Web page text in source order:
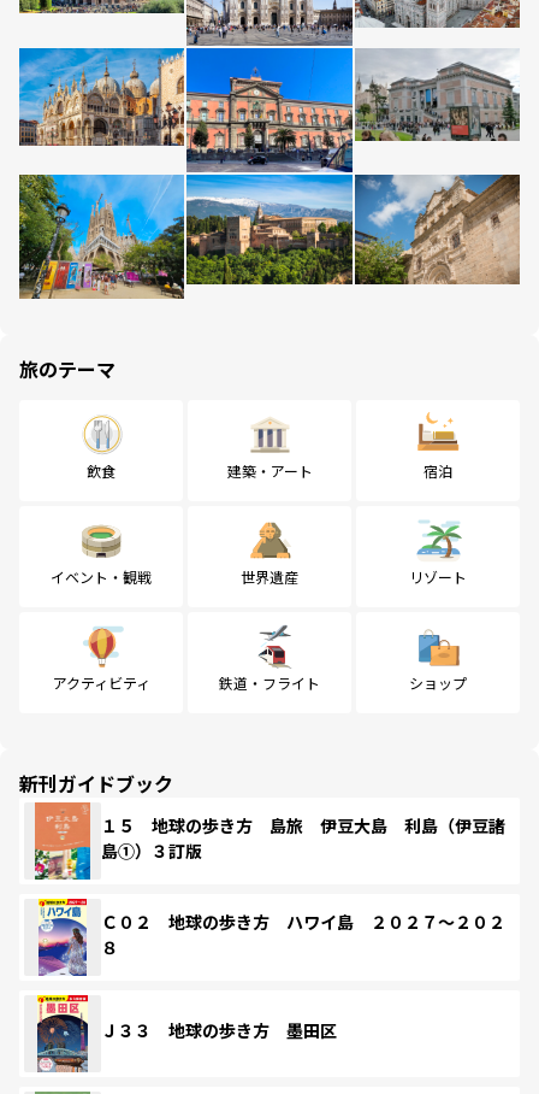
旅のテーマ
飲食 建築・アート 宿泊
イベント・観戦 世界遺産 リゾート
アクティビティ 鉄道・フライト ショップ
新刊ガイドブック
１５ 地球の歩き方 島旅 伊豆大島 利島（伊豆諸
島①）３訂版
Ｃ０２ 地球の歩き方 ハワイ島 ２０２７～２０２
８
Ｊ３３ 地球の歩き方 墨田区